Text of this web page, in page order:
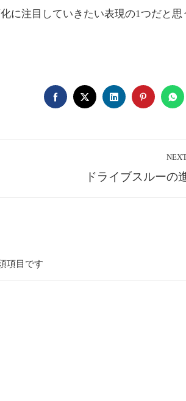
に注目していきたい表現の1つだと思
FACEBOOKTWITTERLINKEDIN
ドライブスルーの
項目です